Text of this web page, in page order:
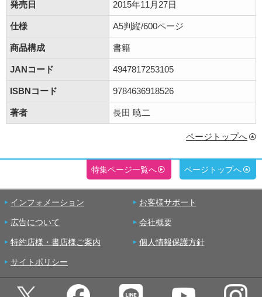
発売日 2015年11月27日
仕様 A5判縦/600ページ
商品構成 書籍
JANコード 4947817253105
ISBNコード 9784636918526
著者 長田 暁二
ページトップへ
特集ページ一覧へ ページトップへ
インフォメーション お客様サポート
広告について 会社概要
特約店様・書店様ご案内 個人情報保護方針
サイトポリシー